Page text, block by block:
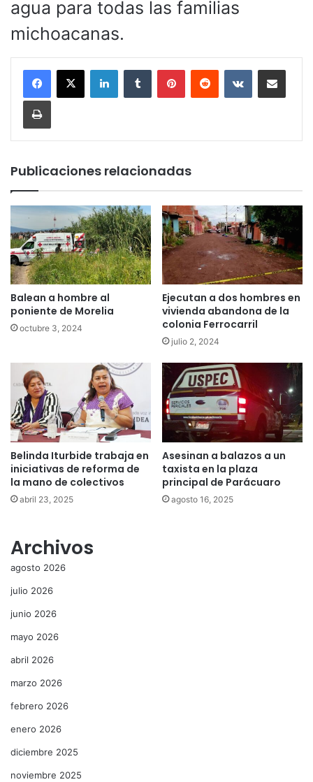
agua para todas las familias
michoacanas.
LinkedInTumblr PinterestReddit VKontakteCompartir por
Imprimir
Publicaciones relacionadas
Balean a hombre al
poniente de Morelia
octubre 3, 2024
Ejecutan a dos hombres en
vivienda abandona de la
colonia Ferrocarril
julio 2, 2024
Belinda Iturbide trabaja en
iniciativas de reforma de
la mano de colectivos
abril 23, 2025
Asesinan a balazos a un
taxista en la plaza
principal de Parácuaro
agosto 16, 2025
Archivos
agosto 2026
julio 2026
junio 2026
mayo 2026
abril 2026
marzo 2026
febrero 2026
enero 2026
diciembre 2025
noviembre 2025